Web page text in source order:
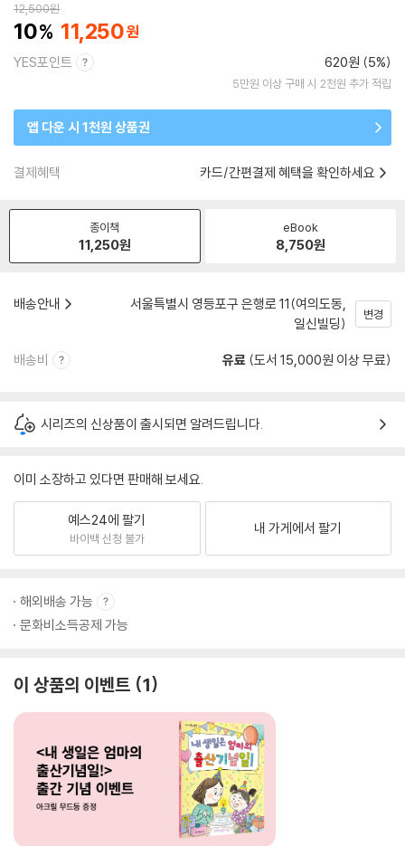
12,500원
10 11,250
YES포인트 620원 (5%)
5만원 이상 구매 시 2천원 추가 적립
앱 다운 시 1천원 상품권
결제혜택 카드/간편결제 혜택을 확인하세요
종이책
11,250원
eBook
8,750원
배송안내
서울특별시 영등포구 은행로 11(여의도동,
일신빌딩)
변경
배송비 유료 (도서 15,000원 이상 무료)
시리즈의 신상품이 출시되면 알려드립니다.
이미 소장하고 있다면 판매해 보세요.
예스24에 팔기
바이백 신청 불가
내 가게에서 팔기
해외배송 가능
문화비소득공제 가능
이 상품의 이벤트 1